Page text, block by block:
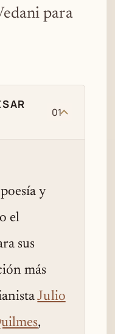
para
01
y
el
sus
más
Julio
,